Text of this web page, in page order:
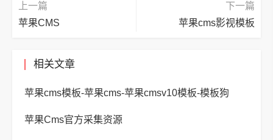
上一篇
苹果CMS
下一篇
苹果cms影视模板
相关文章
苹果cms模板-苹果cms-苹果cmsv10模板-模板狗
苹果Cms官方采集资源